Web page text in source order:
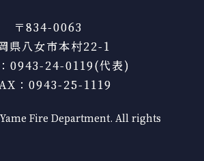
〒834-0063
県八女市本村22-1
0943-24-0119(代表)
：0943-25-1119
Fire Department. All rights